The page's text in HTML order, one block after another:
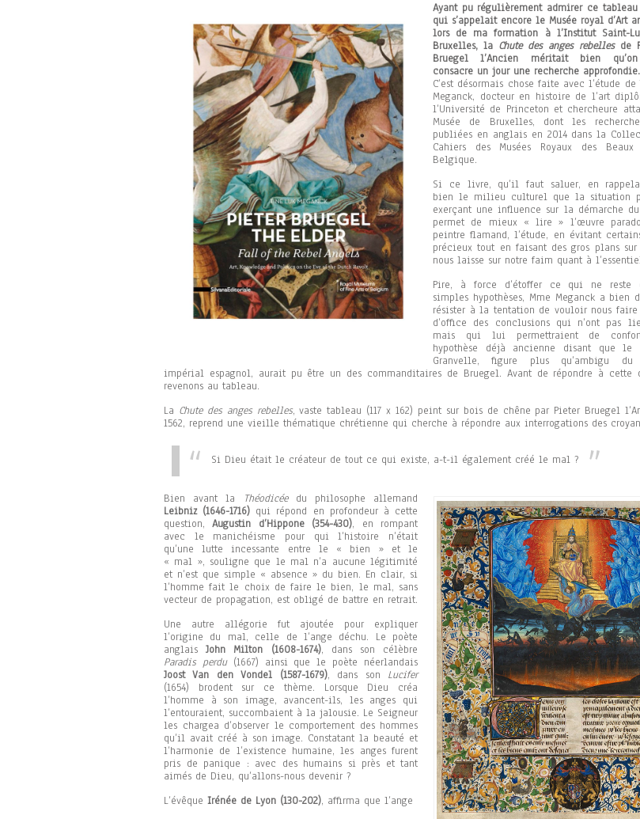
Ayant pu régulièrement admirer ce
qui s’appelait encore le Musée royal d’Art
lors de ma formation à l’Institut Saint-
Bruxelles, la Chute des anges rebellesde
Bruegel l’Ancien méritait bien
consacre un jour une recherche approfondie.
C’est désormais chose faite avec l’étude de
Meganck, docteur en histoire de l’art
l’Université de Princeton et chercheure
Musée de Bruxelles, dont les
publiées en anglais en 2014 dans la
Cahiers des Musées Royaux des
Belgique.
Si ce livre, qu’il faut saluer, en
bien le milieu culturel que la situation
exerçant une influence sur la démarche
permet de mieux « lire » l’œuvre
peintre flamand, l’étude, en évitant
précieux tout en faisant des gros plans sur
nous laisse sur notre faim quant à
Pire, à force d’étoffer ce qui ne reste
simples hypothèses, Mme Meganck a bien
résister à la tentation de vouloir nous faire
d’office des conclusions qui n’ont pas
mais qui lui permettraient de
hypothèse déjà ancienne disant que le
Granvelle, figure plus qu’ambigu du
impérial espagnol, aurait pu être un des commanditaires de Bruegel. Avant de répondre à cette
revenons au tableau.
La Chute des anges rebelles, vaste tableau (117 x 162) peint sur bois de chêne par Pieter Bruegel
1562, reprend une vieille thématique chrétienne qui cherche à répondre aux interrogations des
Si Dieu était le créateur de tout ce qui existe, a-t-il également créé le mal ?
Bien avant la Théodicéedu philosophe allemand
Leibniz (1646-1716) qui répond en profondeur à cette
question,Augustin d’Hippone (354-430), en rompant
avec le manichéisme pour qui l’histoire n’était
qu’une lutte incessante entre le « bien » et le
« mal », souligne que le mal n’a aucune légitimité
et n’est que simple « absence » du bien. En clair, si
l’homme fait le choix de faire le bien, le mal, sans
vecteur de propagation, est obligé de battre en retrait.
Une autre allégorie fut ajoutée pour expliquer
l’origine du mal, celle de l’ange déchu. Le poète
anglaisJohn Milton (1608-1674), dans son célèbre
Paradis perdu(1667) ainsi que le poète néerlandais
Joost Van den Vondel (1587-1679), dans son Lucifer
(1654) brodent sur ce thème. Lorsque Dieu créa
l’homme à son image, avancent-ils, les anges qui
l’entouraient, succombaient à la jalousie. Le Seigneur
les chargea d’observer le comportement des hommes
qu’il avait créé à son image. Constatant la beauté et
l’harmonie de l’existence humaine, les anges furent
pris de panique : avec des humains si près et tant
aimés de Dieu, qu’allons-nous devenir ?
L’évêque Irénée de Lyon (130-202), affirma que l’ange